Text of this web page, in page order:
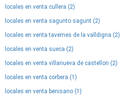
locales en venta cullera (2)
locales en venta sagunto sagunt (2)
locales en venta tavernes de la valldigna (2)
locales en venta sueca (2)
locales en venta villanueva de castellon (2)
locales en venta corbera (1)
locales en venta benisano (1)